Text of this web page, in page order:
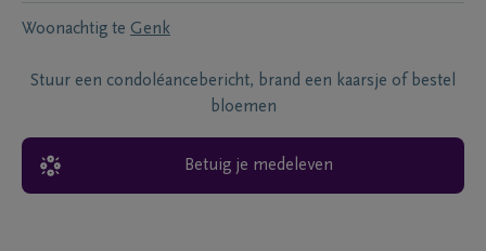
Woonachtig te Genk
Stuur een condoléancebericht, brand een kaarsje of bestel
bloemen
Betuig je medeleven